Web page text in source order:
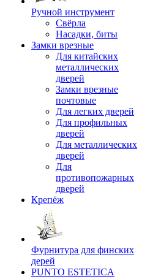
Ручной инструмент
Свёрла
Насадки, биты
Замки врезные
Для китайских
металлических
дверей
Замки врезные
почтовые
Для легких дверей
Для профильных
дверей
Для металлических
дверей
Для
противопожарных
дверей
Крепёж
Фурнитура для финских
дерей
PUNTO ESTETICA